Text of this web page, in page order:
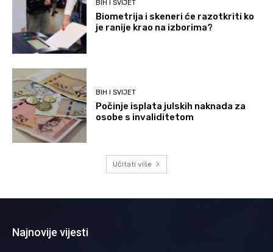
BIH I SVIJET
Biometrija i skeneri će razotkriti ko
je ranije krao na izborima?
BIH I SVIJET
Počinje isplata julskih naknada za
osobe s invaliditetom
Učitati više
Najnovije vijesti